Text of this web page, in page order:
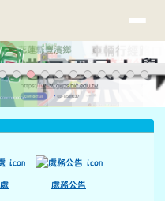
小學歡迎您
處務公告